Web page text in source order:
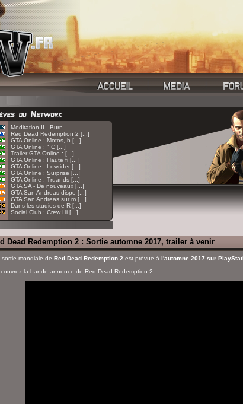
Meditation II - Burn
Red Dead Redemption 2 [...]
GTA Online : Motos, b [...]
GTA Online : " C [...]
Trailer GTA Online : [...]
GTA Online : Haute fi [...]
GTA Online : Lowrider [...]
GTA Online : Surprise [...]
GTA Online : Truands [...]
GTA SA - De nouveaux [...]
GTA San Andreas dispo [...]
GTA San Andreas sur m [...]
Dans les studios de R [...]
Social Club : Crew Hi [...]
Dead Redemption 2 : Sortie automne 2017, trailer à venir
sortie mondiale de Red Dead Redemption 2 est prévue à l'automne 2017 sur
la bande-annonce de Red Dead Redemption 2 :